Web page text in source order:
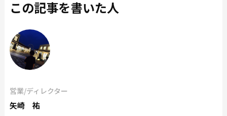
この記事を書いた人
営業/ディレクター
矢崎 祐